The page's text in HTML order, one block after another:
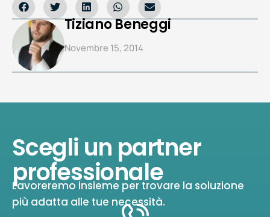
Tiziano Beneggi
Novembre 15, 2014
Scegli un partner
professionale
Lavoreremo insieme per trovare la soluzione
più adatta alle tue necessità.